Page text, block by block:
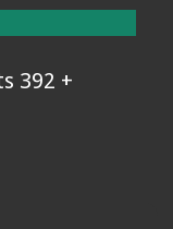
+ 392 international students